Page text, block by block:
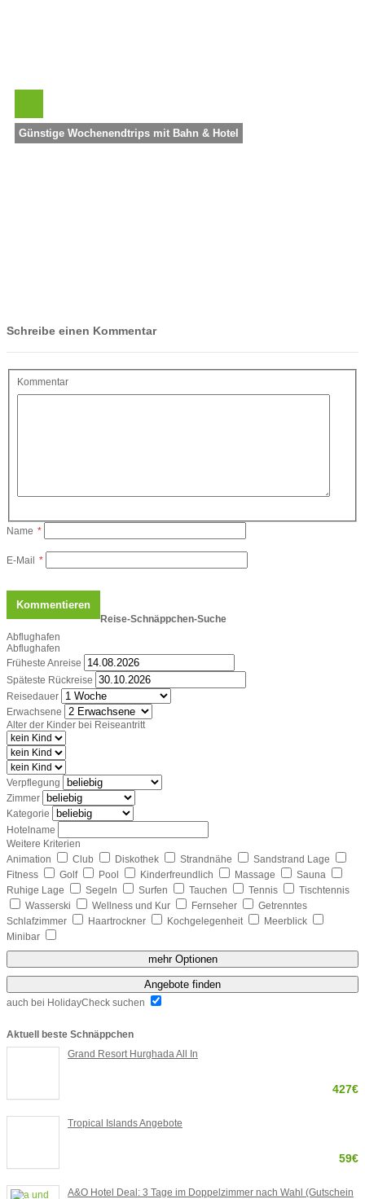
Günstige Wochenendtrips mit Bahn & Hotel
Schreibe einen Kommentar
Kommentar
Name *
E-Mail *
Reise-Schnäppchen-Suche
Abflughafen
Abflughafen
Früheste Anreise
Späteste Rückreise
Reisedauer
Erwachsene
Alter der Kinder bei Reiseantritt
Verpflegung
Zimmer
Kategorie
Hotelname
Weitere Kriterien
Animation
Club Diskothek Strandnähe
Sandstrand Lage
Fitness
Golf Pool Kinderfreundlich Massage
Sauna
Ruhige Lage
Segeln Surfen Tauchen Tennis
Tischtennis
Wasserski
Wellness und Kur Fernseher
Getrenntes
Schlafzimmer
Haartrockner Kochgelegenheit
Meerblick
Minibar
mehr Optionen
Angebote finden
auch bei HolidayCheck suchen
Aktuell beste Schnäppchen
Grand Resort Hurghada All In
427€
Tropical Islands Angebote
59€
A&O Hotel Deal: 3 Tage im Doppelzimmer nach Wahl (Gutschein